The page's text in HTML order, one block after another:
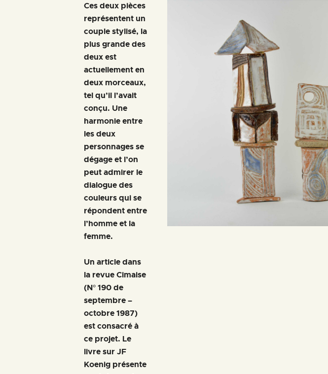
Ces deux pièces
représentent un
couple stylisé, la
plus grande des
deux est
actuellement en
deux morceaux,
tel qu’il l’avait
conçu. Une
harmonie entre
les deux
personnages se
dégage et l’on
peut admirer le
dialogue des
couleurs qui se
répondent entre
l’homme et la
femme.
Un article dans
la revue Cimaise
(N° 190 de
septembre –
octobre 1987)
est consacré à
ce projet. Le
livre sur JF
Koenig présente